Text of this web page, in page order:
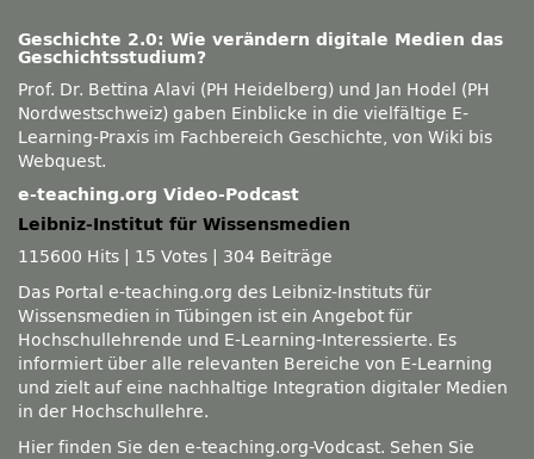
Geschichte 2.0: Wie verändern digitale Medien das
Geschichtsstudium?
Prof. Dr. Bettina Alavi (PH Heidelberg) und Jan Hodel (PH
Nordwestschweiz) gaben Einblicke in die vielfältige E-
Learning-Praxis im Fachbereich Geschichte, von Wiki bis
Webquest.
e-teaching.org Video-Podcast
Leibniz-Institut für Wissensmedien
115600 Hits
15 Votes
304 Beiträge
Das Portal e-teaching.org des Leibniz-Instituts für
Wissensmedien in Tübingen ist ein Angebot für
Hochschullehrende und E-Learning-Interessierte. Es
informiert über alle relevanten Bereiche von E-Learning
und zielt auf eine nachhaltige Integration digitaler Medien
in der Hochschullehre.
Hier finden Sie den e-teaching.org-Vodcast. Sehen Sie